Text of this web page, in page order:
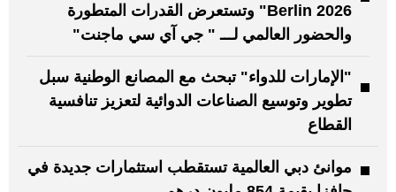
Berlin 2026" وتستعرض القدرات المتطورة
والحضور العالمي لـــ " جي آي سي ماجنت"
"الإمارات للدواء" تبحث مع المصانع الوطنية سبل
تطوير وتوسيع الصناعات الدوائية لتعزيز تنافسية
القطاع
موانئ دبي العالمية تستقطب استثمارات جديدة في